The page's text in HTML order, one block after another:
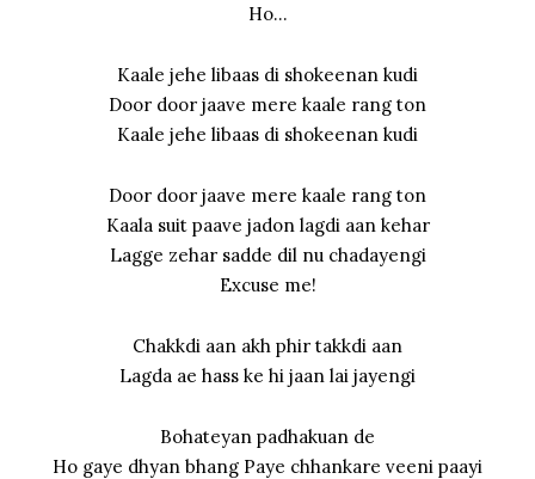
Ho…
Kaale jehe libaas di shokeenan kudi
Door door jaave mere kaale rang ton
Kaale jehe libaas di shokeenan kudi
Door door jaave mere kaale rang ton
Kaala suit paave jadon lagdi aan kehar
Lagge zehar sadde dil nu chadayengi
Excuse me!
Chakkdi aan akh phir takkdi aan
Lagda ae hass ke hi jaan lai jayengi
Bohateyan padhakuan de
Ho gaye dhyan bhang Paye chhankare veeni paayi